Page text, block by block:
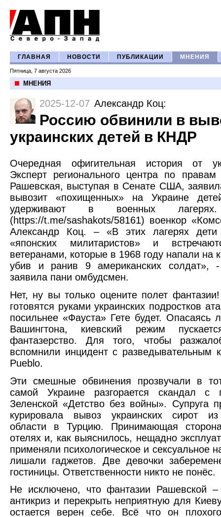
ГЛАВНАЯ НОВОСТИ ПУБЛИКАЦИИ МНЕНИЯ
Пятница, 7 августа 2026
МНЕНИЯ
2025-12-07 Александр Коц:
Россию обвинили в
украинских детей в КНДР
Очередная офигительная история от
Эксперт регионального центра по правам
Рашевская, выступая в Сенате США,
вывозит «похищенных» на Украине
удерживают в военных
(https://t.me/sashakots/58161) военкор
Александр Коц. – «В этих лагерях дети
«японских милитаристов» и
ветеранами, которые в 1968 году напали на
убив и ранив 9 американских солдат»,
заявила пани омбудсмен.
Нет, ну вы только оцените полет
готовятся руками украинских подростков
посильнее «Фауста» Гете будет. Опасаясь
Вашингтона, киевский режим
фантазерство. Для того, чтобы
вспомнили инцидент с
Pueblo.
Эти смешные обвинения прозвучали в
самой Украине разгорается скандал с
Зеленской «Детство без войны». Супруга
курировала вывоз украинских сирот из
области в Турцию. Принимающая
отелях и, как выяснилось, нещадно
применяли психологическое и сексуальное
лишали гаджетов. Две девочки
гостиницы. Ответственности никто не понёс.
Не исключено, что фантазии Рашевской –
антикриз и перекрыть неприятную для
остается верен себе. Всё что он